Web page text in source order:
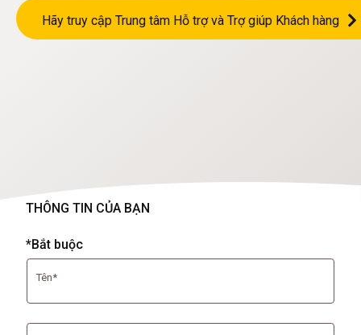
Hãy truy cập Trung tâm Hỗ trợ và Trợ giúp Khách hàng
THÔNG TIN CỦA BẠN
*Bắt buộc
Tên*